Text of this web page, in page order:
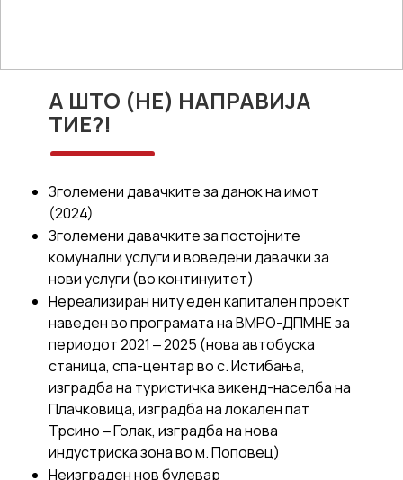
А ШТО (НЕ) НАПРАВИЈА
ТИЕ?!
Зголемени давачките за данок на имот
(2024)
Зголемени давачките за постојните
комунални услуги и воведени давачки за
нови услуги (во континуитет)
Нереализиран ниту еден капитален проект
наведен во програмата на ВМРО-ДПМНЕ за
периодот 2021 ‒ 2025 (нова автобуска
станица, спа-центар во с. Истибања,
изградба на туристичка викенд-населба на
Плачковица, изградба на локален пат
Трсино ‒ Голак, изградба на нова
индустриска зона во м. Поповец)
Неизграден нов булевар